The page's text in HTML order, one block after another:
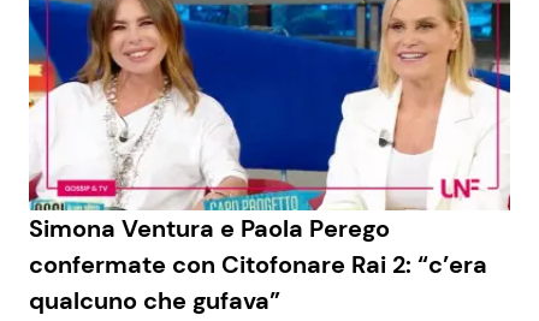
News benessere
Salute
Viaggi e Turismo
Festività
Primi Piatti
Ricette Facili e Veloci
Ricette Feste
Ricette per Bambini
Simona Ventura e Paola Perego
confermate con Citofonare Rai 2: “c’era
qualcuno che gufava”